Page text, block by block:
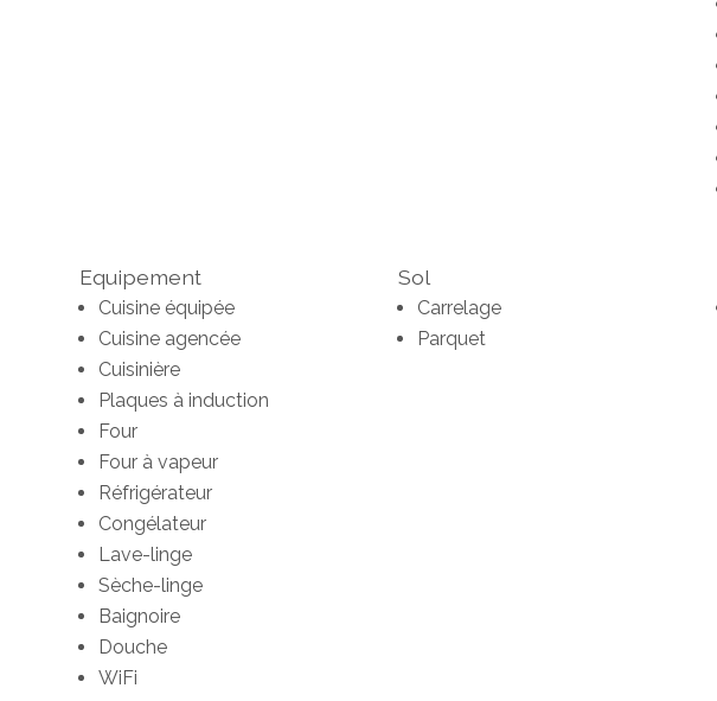
Equipement
Cuisine équipée
Cuisine agencée
Cuisinière
Plaques à induction
Four
Four à vapeur
Réfrigérateur
Congélateur
Lave-linge
Sèche-linge
Baignoire
Douche
WiFi
Sol
Carrelage
Parquet